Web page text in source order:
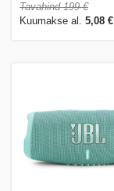
Tavahind 199 €
Kuumakse al. 5,08 €